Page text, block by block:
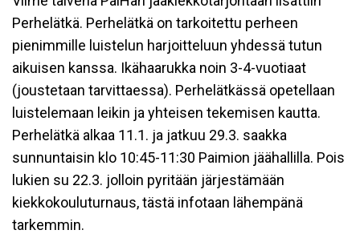
Perhelätkä. Perhelätkä on tarkoitettu perheen
pienimmille luistelun harjoitteluun yhdessä tutun
aikuisen kanssa. Ikähaarukka noin 3-4-vuotiaat
(joustetaan tarvittaessa). Perhelätkässä opetellaan
luistelemaan leikin ja yhteisen tekemisen kautta.
Perhelätkä alkaa 11.1. ja jatkuu 29.3. saakka
sunnuntaisin klo 10:45-11:30 Paimion jäähallilla. Pois
lukien su 22.3. jolloin pyritään järjestämään
kiekkokouluturnaus, tästä infotaan lähempänä
tarkemmin.